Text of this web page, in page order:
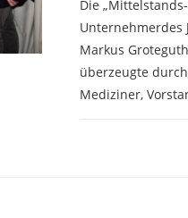
Die
Unternehmerdes
Markus
überzeugte
Mediziner,